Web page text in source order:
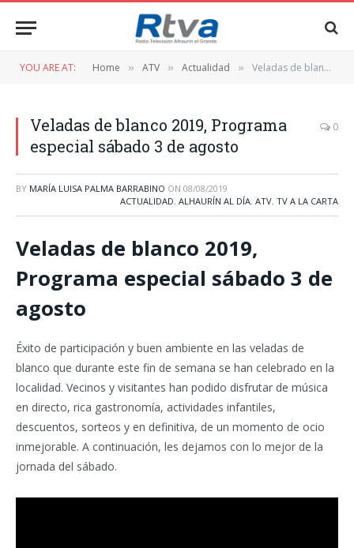
YOU ARE AT: Home » ATV » Actualidad » Veladas de blanco 2019, Programa especial sábado 3 de agosto
Veladas de blanco 2019, Programa
especial sábado 3 de agosto
0
BY MARÍA LUISA PALMA BARRABINO ON 08/08/2019
ACTUALIDAD, ALHAURÍN AL DÍA, ATV, TV A LA CARTA
Veladas de blanco 2019,
Programa especial sábado 3 de
agosto
Éxito de participación y buen ambiente en las veladas de
blanco que durante este fin de semana se han celebrado en la
localidad. Vecinos y visitantes han podido disfrutar de música
en directo, rica gastronomía, actividades infantiles,
descuentos, sorteos y en definitiva, de un momento de ocio
inmejorable. A continuación, les dejamos con lo mejor de la
jornada del sábado.